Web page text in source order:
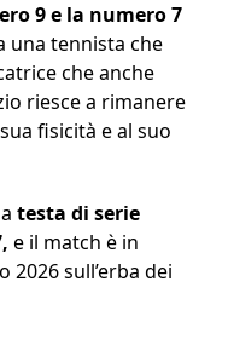
9 e la numero 7
una tennista che
che anche
riesce a rimanere
fisicità e al suo
testa di serie
e il match è in
sull’erba dei